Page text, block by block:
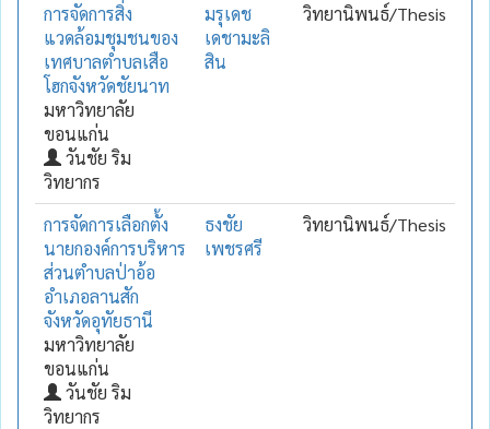
การจัดการสิ่ง
แวดล้อมชุมชนของ
เทศบาลตำบลเสือ
โฮกจังหวัดชัยนาท
มหาวิทยาลัย
ขอนแก่น
วันชัย ริม
วิทยากร
มรุเดช
เดชามะลิ
สิน
วิทยานิพนธ์/Thesis
การจัดการเลือกตั้ง
นายกองค์การบริหาร
ส่วนตำบลป่าอ้อ
อำเภอลานสัก
จังหวัดอุทัยธานี
มหาวิทยาลัย
ขอนแก่น
วันชัย ริม
วิทยากร
ธงชัย
เพชรศรี
วิทยานิพนธ์/Thesis